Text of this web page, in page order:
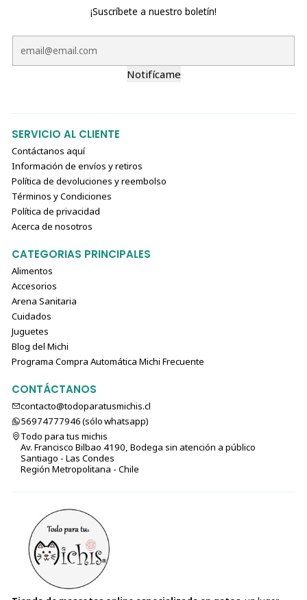
¡Suscríbete a nuestro boletín!
Notifícame
SERVICIO AL CLIENTE
Contáctanos aquí
Información de envíos y retiros
Política de devoluciones y reembolso
Términos y Condiciones
Política de privacidad
Acerca de nosotros
CATEGORIAS PRINCIPALES
Alimentos
Accesorios
Arena Sanitaria
Cuidados
Juguetes
Blog del Michi
Programa Compra Automática Michi Frecuente
CONTÁCTANOS
contacto@todoparatusmichis.cl
56974777946 (sólo⁣⁣⁣⁣⁣​​​​​​​​​​​​​​​ whatsapp)
Todo para tus michis
Av. Francisco Bilbao 4190, Bodega sin atención a público
Santiago - Las Condes
Región Metropolitana - Chile